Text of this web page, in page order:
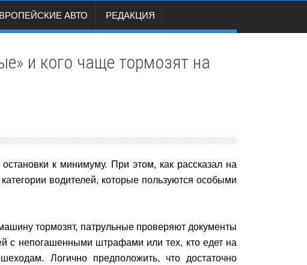
АВТО РЕДАКЦИЯ
и кого чаще тормозят на
к минимуму. При этом, как рассказал на
водителей, которые пользуются особыми
тормозят, патрульные проверяют документы
с непогашенными штрафами или тех, кто едет на
Логично предположить, что достаточно